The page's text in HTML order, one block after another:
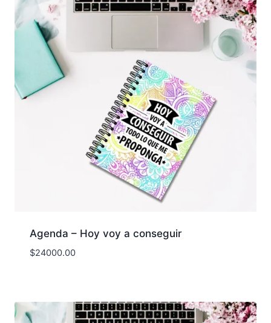
Agenda – Hoy voy a conseguir
$24000.00